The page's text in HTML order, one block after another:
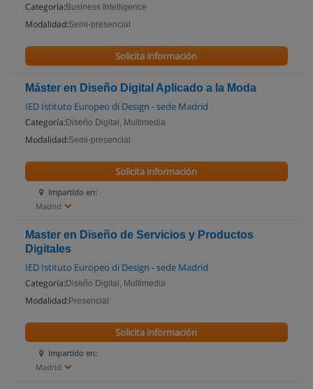
Categoría: Business Intelligence
Modalidad:Semi-presencial
Solicita información
Máster en Diseño Digital Aplicado a la Moda
IED Istituto Europeo di Design - sede Madrid
Categoría: Diseño Digital, Multimedia
Modalidad:Semi-presencial
Impartido en:
Madrid
Solicita información
Master en Diseño de Servicios y Productos
Digitales
IED Istituto Europeo di Design - sede Madrid
Categoría: Diseño Digital, Multimedia
Modalidad: Presencial
Impartido en:
Madrid
Solicita información